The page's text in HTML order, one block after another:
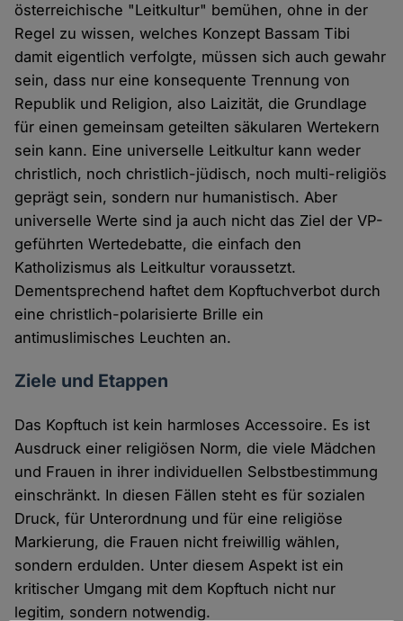
österreichische "Leitkultur" bemühen, ohne in der
Regel zu wissen, welches Konzept Bassam Tibi
damit eigentlich verfolgte, müssen sich auch gewahr
sein, dass nur eine konsequente Trennung von
Republik und Religion, also Laizität, die Grundlage
für einen gemeinsam geteilten säkularen Wertekern
sein kann. Eine universelle Leitkultur kann weder
christlich, noch christlich-jüdisch, noch multi-religiös
geprägt sein, sondern nur humanistisch. Aber
universelle Werte sind ja auch nicht das Ziel der VP-
geführten Wertedebatte, die einfach den
Katholizismus als Leitkultur voraussetzt.
Dementsprechend haftet dem Kopftuchverbot durch
eine christlich-polarisierte Brille ein
antimuslimisches Leuchten an.
Ziele und Etappen
Das Kopftuch ist kein harmloses Accessoire. Es ist
Ausdruck einer religiösen Norm, die viele Mädchen
und Frauen in ihrer individuellen Selbstbestimmung
einschränkt. In diesen Fällen steht es für sozialen
Druck, für Unterordnung und für eine religiöse
Markierung, die Frauen nicht freiwillig wählen,
sondern erdulden. Unter diesem Aspekt ist ein
kritischer Umgang mit dem Kopftuch nicht nur
legitim, sondern notwendig.